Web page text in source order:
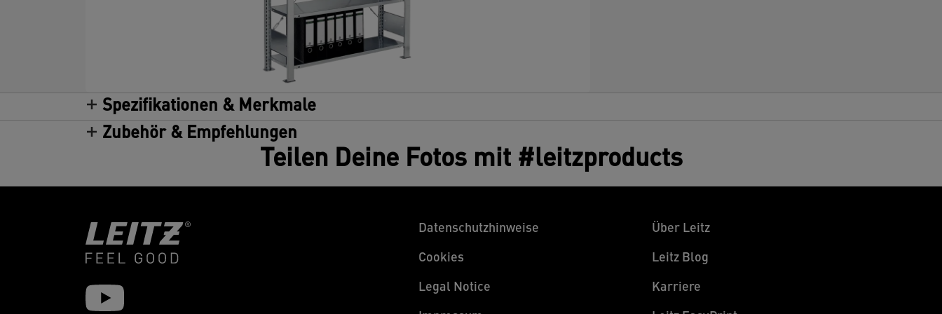
Spezifikationen & Merkmale
Zubehör & Empfehlungen
Teilen Deine Fotos mit #leitzproducts
Datenschutzhinweise
Cookies
Legal Notice
Über Leitz
Leitz Blog
Karriere